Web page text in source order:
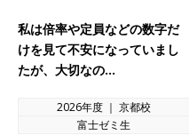
私は倍率や定員などの数字だ
けを見て不安になっていまし
たが、大切なの…
2026年度 ｜ 京都校
富士ゼミ生